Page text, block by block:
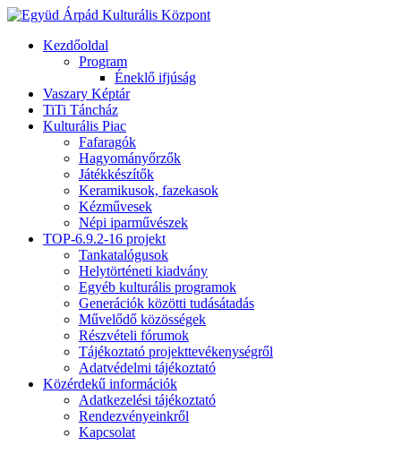
Kezdőoldal
Program
Éneklő ifjúság
Vaszary Képtár
TiTi Táncház
Kulturális Piac
Fafaragók
Hagyományőrzők
Játékkészítők
Keramikusok, fazekasok
Kézművesek
Népi iparművészek
TOP-6.9.2-16 projekt
Tankatalógusok
Helytörténeti kiadvány
Egyéb kulturális programok
Generációk közötti tudásátadás
Művelődő közösségek
Részvételi fórumok
Tájékoztató projekttevékenységről
Adatvédelmi tájékoztató
Közérdekű információk
Adatkezelési tájékoztató
Rendezvényeinkről
Kapcsolat